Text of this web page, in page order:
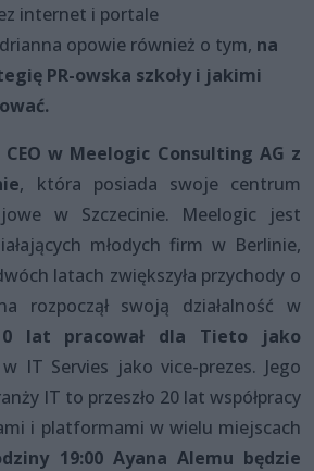
internet i portale
opowie również o tym, na
PR-owska szkoły i jakimi
w Meelogic Consulting AG z
, która posiada swoje centrum
w Szczecinie. Meelogic jest
młodych firm w Berlinie,
latach zwiększyła przychody o
rozpoczął swoją działalność w
lat pracował dla Tieto jako
IT Servies jako vice-prezes. Jego
IT to przeszło 20 lat współpracy
i platformami w wielu miejscach
19:00 Ayana Alemu będzie